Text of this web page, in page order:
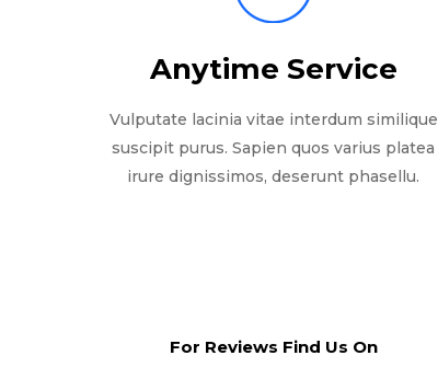
Anytime Service
Vulputate lacinia vitae interdum similique
suscipit purus. Sapien quos varius platea
irure dignissimos, deserunt phasellu.
For Reviews Find Us On